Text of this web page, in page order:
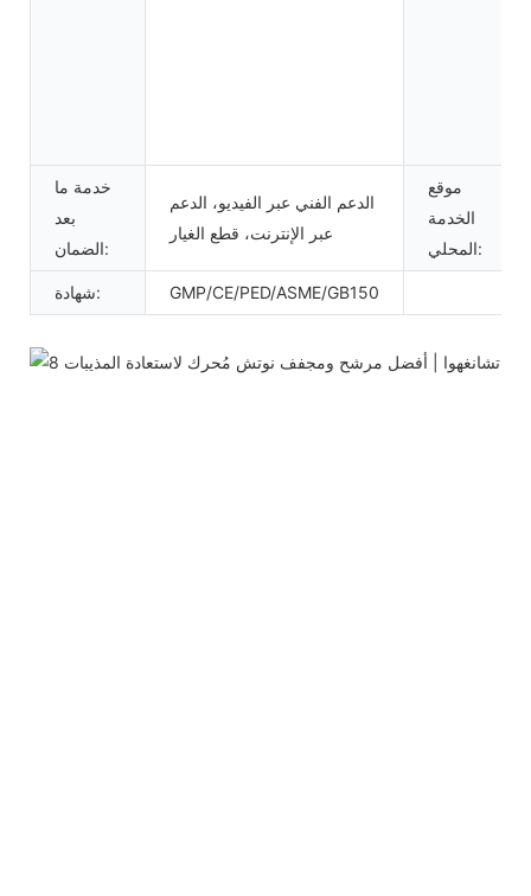
خدمة ما
بعد
الضمان:
الدعم الفني عبر الفيديو، الدعم
عبر الإنترنت، قطع الغيار
موقع
الخدمة
المحلي:
شهادة: GMP/CE/PED/ASME/GB150